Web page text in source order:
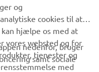
og
cookies til at
hjælpe os med at
vores websted og for
tjenester og
med
nedenfor, bruger
samt sociale